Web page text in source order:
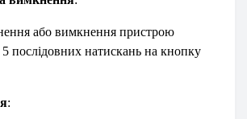
або вимкнення пристрою
послідовних натискань на кнопку
: